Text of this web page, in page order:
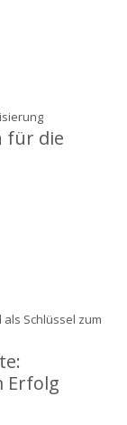
für die
Erfolg